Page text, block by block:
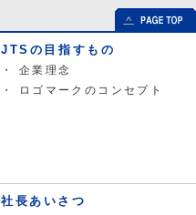
JTSの目指すもの
企業理念
ロゴマークのコンセプト
社長あいさつ